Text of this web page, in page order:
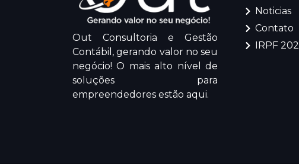
Out Consultoria e Gestão
Contábil, gerando valor no seu
negócio! O mais alto nível de
soluções para
empreendedores estão aqui.
Noticias
Contato
IRPF